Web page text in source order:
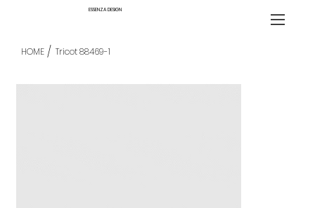
ESSENZA DESIGN
HOME / Tricot 88469-1